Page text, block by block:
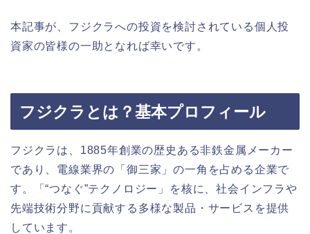
本記事が、フジクラへの投資を検討されている個人投
資家の皆様の一助となれば幸いです。
フジクラとは？基本プロフィール
フジクラは、1885年創業の歴史ある非鉄金属メーカー
であり、電線業界の「御三家」の一角を占める企業で
す。「“つなぐ”テクノロジー」を核に、社会インフラや
先端技術分野に貢献する多様な製品・サービスを提供
しています。